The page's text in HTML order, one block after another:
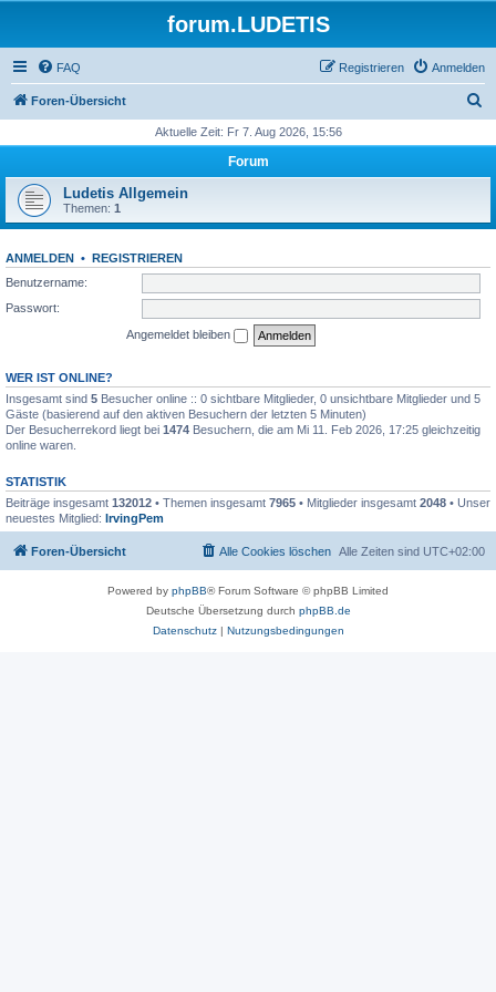
forum.LUDETIS
FAQ Anmelden
Registrieren
Foren-Übersicht
h
Aktuelle Zeit: Fr 7. Aug 2026, 15:56
Forum
Ludetis Allgemein
Themen: 1
ANMELDEN • REGISTRIEREN
Benutzername:
Passwort:
Angemeldet bleiben
WER IST ONLINE?
Insgesamt sind 5 Besucher online :: 0 sichtbare Mitglieder, 0 unsichtbare Mitglieder und 5
Gäste (basierend auf den aktiven Besuchern der letzten 5 Minuten)
Der Besucherrekord liegt bei 1474 Besuchern, die am Mi 11. Feb 2026, 17:25 gleichzeitig
online waren.
STATISTIK
Beiträge insgesamt 132012 • Themen insgesamt 7965 • Mitglieder insgesamt 2048 • Unser
neuestes Mitglied: IrvingPem
Foren-Übersicht Alle Zeiten sind UTC+02:00
Alle Cookies löschen
Powered by phpBB® Forum Software © phpBB Limited
Deutsche Übersetzung durch phpBB.de
Datenschutz| Nutzungsbedingungen